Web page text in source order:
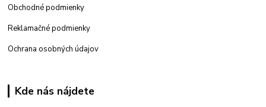
Obchodné podmienky
Reklamačné podmienky
Ochrana osobných údajov
Kde nás nájdete